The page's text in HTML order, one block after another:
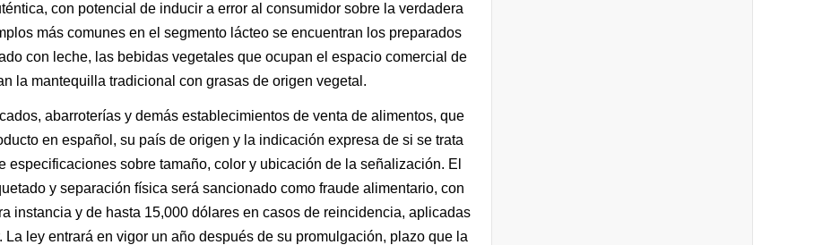
con potencial de inducir a error al consumidor sobre la verdadera
más comunes en el segmento lácteo se encuentran los preparados
con leche, las bebidas vegetales que ocupan el espacio comercial de
la mantequilla tradicional con grasas de origen vegetal.
abarroterías y demás establecimientos de venta de alimentos, que
en español, su país de origen y la indicación expresa de si se trata
sobre tamaño, color y ubicación de la señalización. El
y separación física será sancionado como fraude alimentario, con
instancia y de hasta 15,000 dólares en casos de reincidencia, aplicadas
ley entrará en vigor un año después de su promulgación, plazo que la